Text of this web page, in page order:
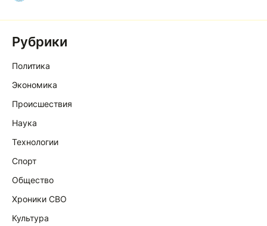
Рубрики
Политика
Экономика
Происшествия
Наука
Технологии
Спорт
Общество
Хроники СВО
Культура